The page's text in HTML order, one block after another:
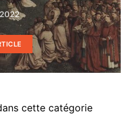
cette catégorie